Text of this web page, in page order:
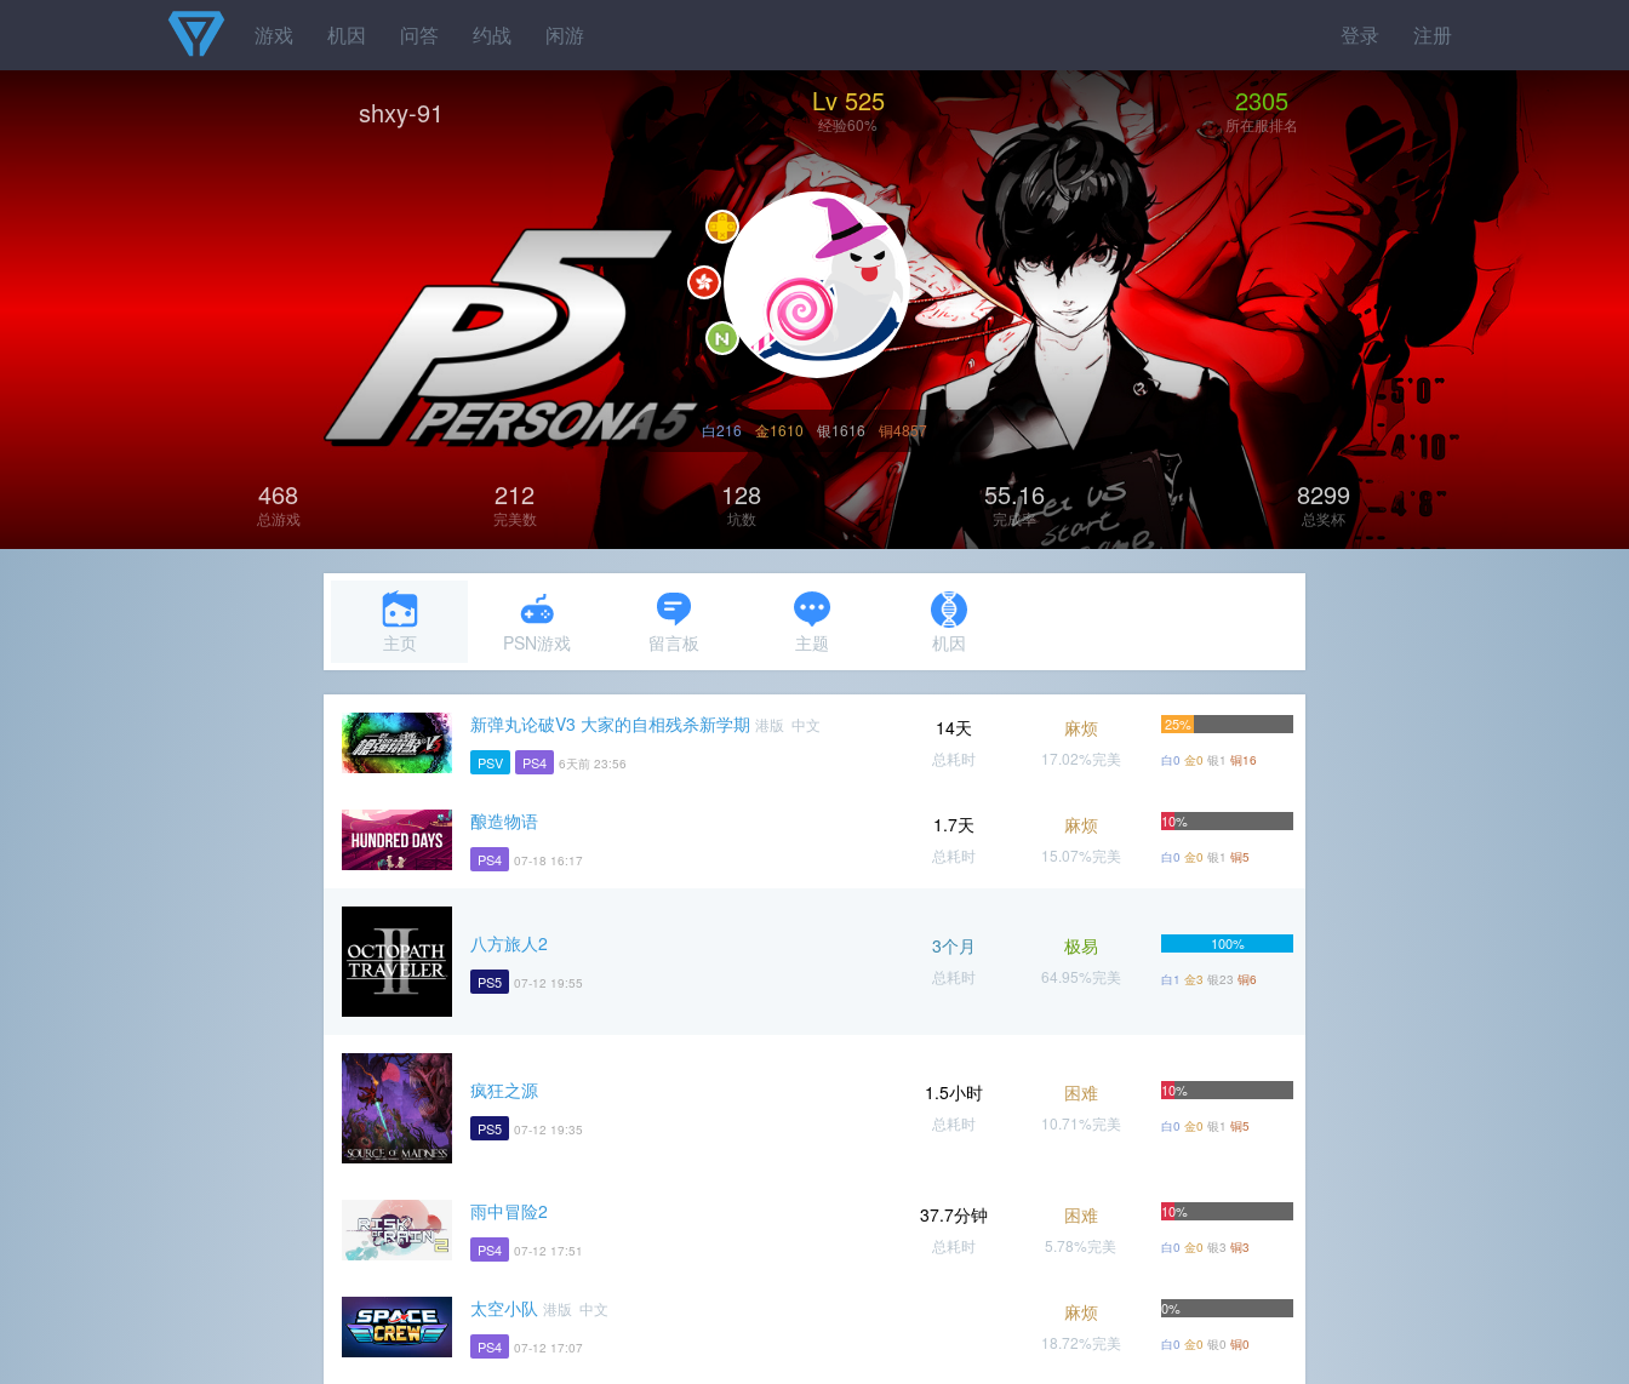
登录 注册
游戏 机因 问答 约战 闲游
shxy-91 Lv 525
经验60%
2305
所在服排名
白216 金1610 银1616 铜4857
468
总游戏
212
完美数
128
坑数
55.16
完成率
8299
总奖杯
主页 PSN游戏 留言板 主题 机因
新弹丸论破V3 大家的自相残杀新学期 港版 中文
PSV PS4 6天前 23:56
14天
总耗时
麻烦
17.02%完美
25%
白0 金0 银1 铜16
酿造物语
PS4 07-18 16:17
1.7天
总耗时
麻烦
15.07%完美
10%
白0 金0 银1 铜5
八方旅人2
PS5 07-12 19:55
3个月
总耗时
极易
64.95%完美
100%
白1 金3 银23 铜6
疯狂之源
PS5 07-12 19:35
1.5小时
总耗时
困难
10.71%完美
10%
白0 金0 银1 铜5
雨中冒险2
PS4 07-12 17:51
37.7分钟
总耗时
困难
5.78%完美
10%
白0 金0 银3 铜3
太空小队 港版 中文
PS4 07-12 17:07
麻烦
18.72%完美
0%
白0 金0 银0 铜0